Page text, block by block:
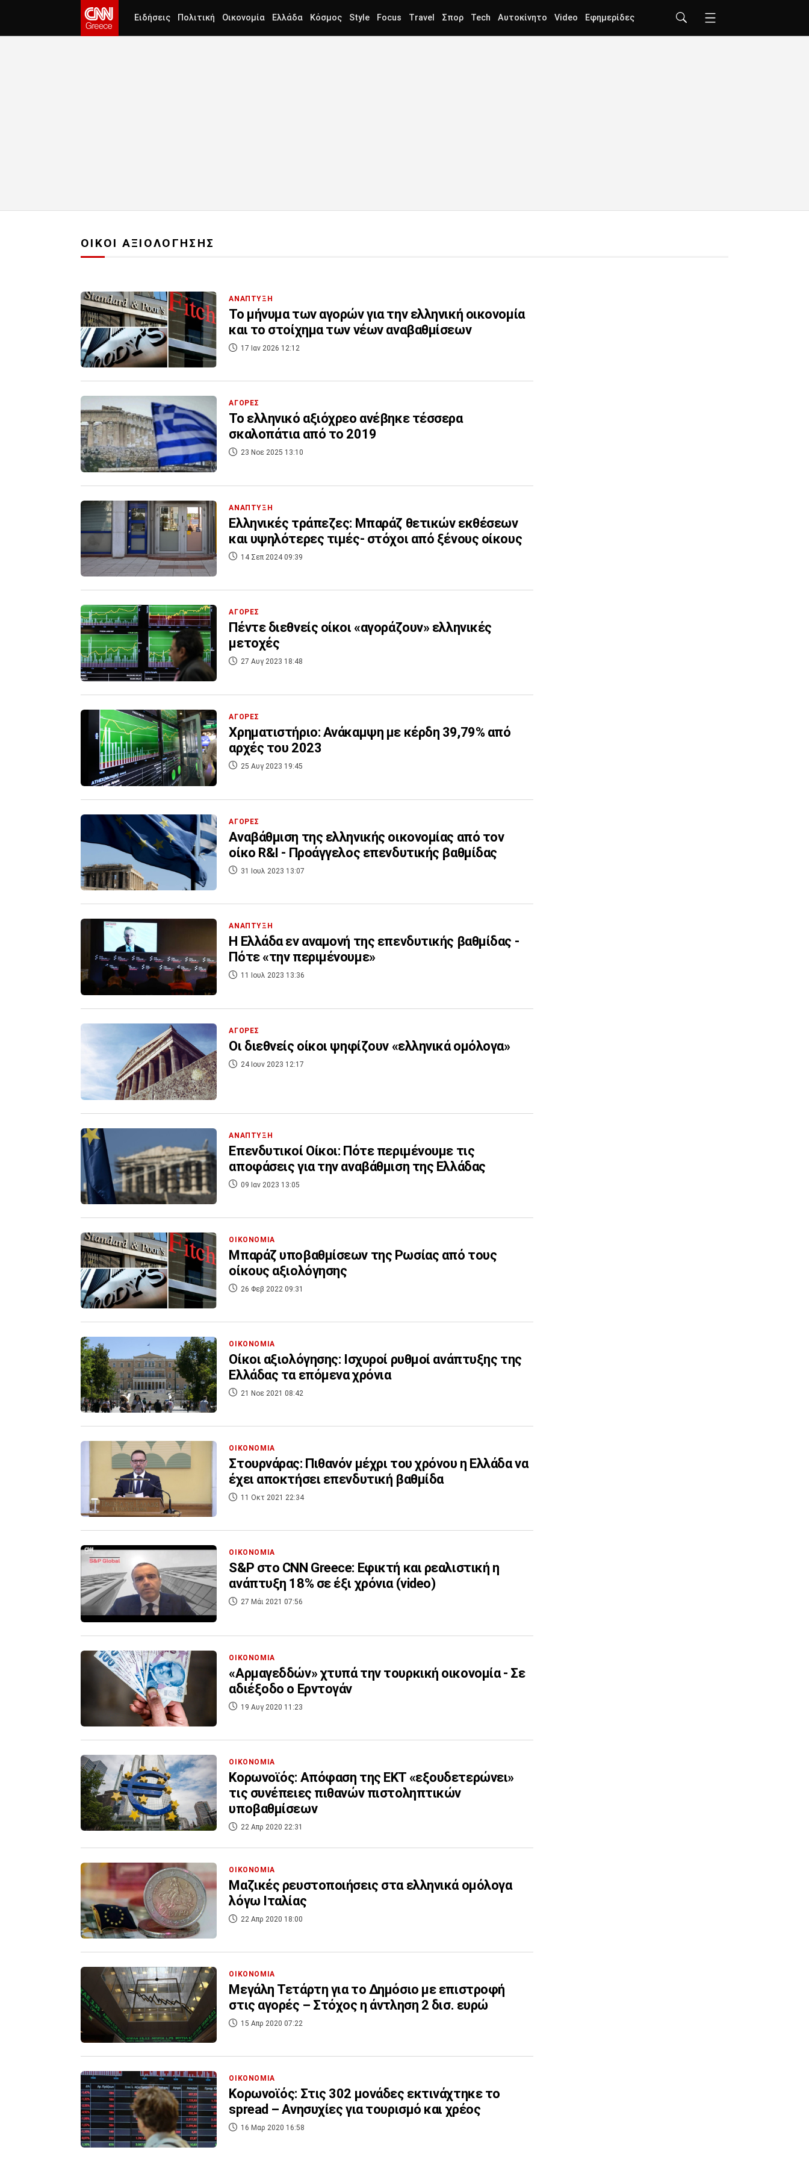
Ειδήσεις Πολιτική Οικονομία Ελλάδα Κόσμος Style Focus Travel Σπορ Tech Αυτοκίνητο Video Εφημερίδες
ΟΙΚΟΙ ΑΞΙΟΛΟΓΗΣΗΣ
ΑΝΑΠΤΥΞΗ
Το μήνυμα των αγορών για την ελληνική οικονομία
και το στοίχημα των νέων αναβαθμίσεων
17 Ιαν 2026 12:12
ΑΓΟΡΕΣ
Το ελληνικό αξιόχρεο ανέβηκε τέσσερα
σκαλοπάτια από το 2019
23 Νοε 2025 13:10
ΑΝΑΠΤΥΞΗ
Ελληνικές τράπεζες: Μπαράζ θετικών εκθέσεων
και υψηλότερες τιμές- στόχοι από ξένους οίκους
14 Σεπ 2024 09:39
ΑΓΟΡΕΣ
Πέντε διεθνείς οίκοι «αγοράζουν» ελληνικές
μετοχές
27 Αυγ 2023 18:48
ΑΓΟΡΕΣ
Χρηματιστήριο: Ανάκαμψη με κέρδη 39,79% από
αρχές του 2023
25 Αυγ 2023 19:45
ΑΓΟΡΕΣ
Αναβάθμιση της ελληνικής οικονομίας από τον
οίκο R&I - Προάγγελος επενδυτικής βαθμίδας
31 Ιουλ 2023 13:07
ΑΝΑΠΤΥΞΗ
Η Ελλάδα εν αναμονή της επενδυτικής βαθμίδας -
Πότε «την περιμένουμε»
11 Ιουλ 2023 13:36
ΑΓΟΡΕΣ
Οι διεθνείς οίκοι ψηφίζουν «ελληνικά ομόλογα»
24 Ιουν 2023 12:17
ΑΝΑΠΤΥΞΗ
Επενδυτικοί Οίκοι: Πότε περιμένουμε τις
αποφάσεις για την αναβάθμιση της Ελλάδας
09 Ιαν 2023 13:05
ΟΙΚΟΝΟΜΙΑ
Μπαράζ υποβαθμίσεων της Ρωσίας από τους
οίκους αξιολόγησης
26 Φεβ 2022 09:31
ΟΙΚΟΝΟΜΙΑ
Οίκοι αξιολόγησης: Ισχυροί ρυθμοί ανάπτυξης της
Ελλάδας τα επόμενα χρόνια
21 Νοε 2021 08:42
ΟΙΚΟΝΟΜΙΑ
Στουρνάρας: Πιθανόν μέχρι του χρόνου η Ελλάδα να
έχει αποκτήσει επενδυτική βαθμίδα
11 Οκτ 2021 22:34
ΟΙΚΟΝΟΜΙΑ
S&P στο CNN Greece: Εφικτή και ρεαλιστική η
ανάπτυξη 18% σε έξι χρόνια (video)
27 Μάι 2021 07:56
ΟΙΚΟΝΟΜΙΑ
«Αρμαγεδδών» χτυπά την τουρκική οικονομία - Σε
αδιέξοδο ο Ερντογάν
19 Αυγ 2020 11:23
ΟΙΚΟΝΟΜΙΑ
Κορωνοϊός: Απόφαση της ΕΚΤ «εξουδετερώνει»
τις συνέπειες πιθανών πιστοληπτικών
υποβαθμίσεων
22 Απρ 2020 22:31
ΟΙΚΟΝΟΜΙΑ
Μαζικές ρευστοποιήσεις στα ελληνικά ομόλογα
λόγω Ιταλίας
22 Απρ 2020 18:00
ΟΙΚΟΝΟΜΙΑ
Μεγάλη Τετάρτη για το Δημόσιο με επιστροφή
στις αγορές – Στόχος η άντληση 2 δισ. ευρώ
15 Απρ 2020 07:22
ΟΙΚΟΝΟΜΙΑ
Κορωνοϊός: Στις 302 μονάδες εκτινάχτηκε το
spread – Ανησυχίες για τουρισμό και χρέος
16 Μαρ 2020 16:58